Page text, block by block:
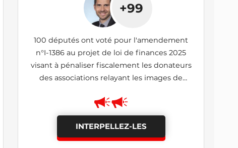
+99
100 députés ont voté pour l'amendement
n°I-1386 au projet de loi de finances 2025
visant à pénaliser fiscalement les donateurs
des associations relayant les images de
INTERPELLEZ-LES